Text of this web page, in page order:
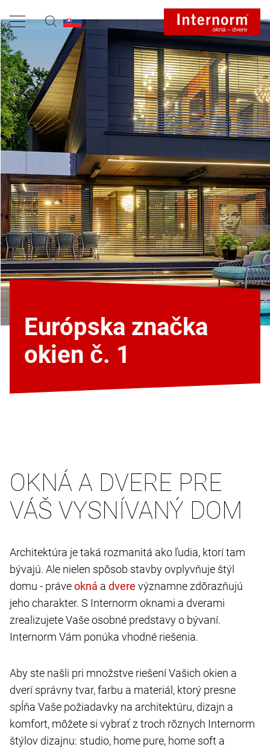
Európska značka
okien č. 1
OKNÁ A DVERE PRE
VÁŠ VYSNÍVANÝ DOM
Architektúra je taká rozmanitá ako ľudia, ktorí tam
bývajú. Ale nielen spôsob stavby ovplyvňuje štýl
domu - práve
a
významne zdôrazňujú
jeho charakter. S Internorm oknami a dverami
zrealizujete Vaše osobné predstavy o bývaní.
Internorm Vám ponúka vhodné riešenia.
Aby ste našli pri množstve riešení Vašich okien a
dverí správny tvar, farbu a materiál, ktorý presne
spĺňa Vaše požiadavky na architektúru, dizajn a
komfort, môžete si vybrať z troch rôznych Internorm
štýlov dizajnu: studio, home pure, home soft a